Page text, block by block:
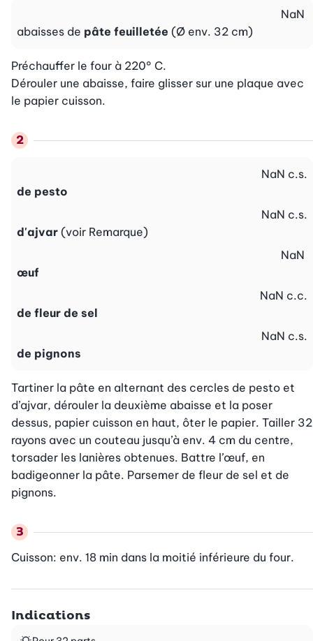
abaisses de pâte feuilletée (Ø env. 32 cm)
NaN
Préchauffer le four à 220° C.
Dérouler une abaisse, faire glisser sur une plaque avec
le papier cuisson.
de pesto
NaN c.s.
d'ajvar (voir Remarque)
NaN c.s.
œuf
NaN
de fleur de sel
NaN c.c.
de pignons
NaN c.s.
Tartiner la pâte en alternant des cercles de pesto et
d’ajvar, dérouler la deuxième abaisse et la poser
dessus, papier cuisson en haut, ôter le papier. Tailler 32
rayons avec un couteau jusqu’à env. 4 cm du centre,
torsader les lanières obtenues. Battre l’œuf, en
badigeonner la pâte. Parsemer de fleur de sel et de
pignons.
Cuisson: env. 18 min dans la moitié inférieure du four.
Indications